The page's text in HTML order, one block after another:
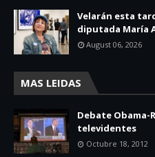
Velarán esta
diputada María
August 06, 2026
MAS LEIDAS
Debate Obama-
televidentes
Octubre 18, 2012